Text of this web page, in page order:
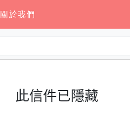
關於我們
此信件已隱藏